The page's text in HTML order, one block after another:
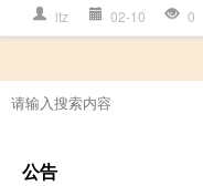
ltz 02-10 0
公告